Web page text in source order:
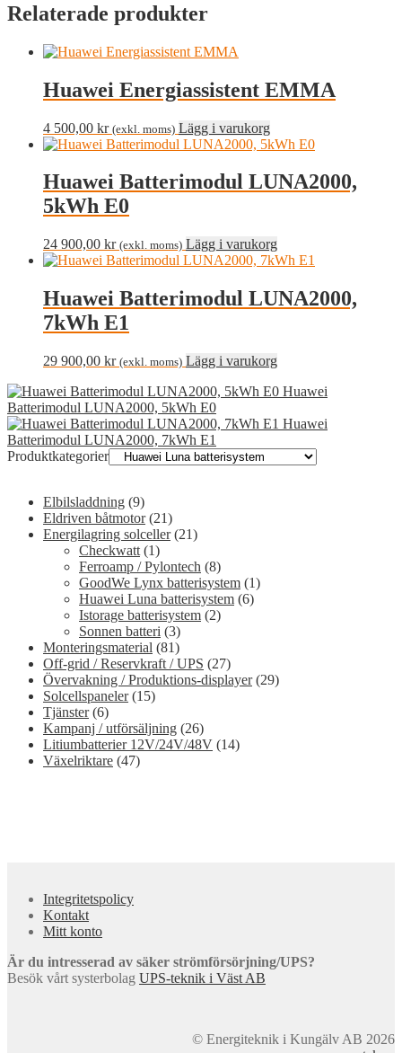
Relaterade produkter
Huawei Energiassistent EMMA
4 500,00 kr (exkl. moms) Lägg i varukorg
Huawei Batterimodul LUNA2000,
5kWh E0
24 900,00 kr (exkl. moms) Lägg i varukorg
Huawei Batterimodul LUNA2000,
7kWh E1
29 900,00 kr (exkl. moms) Lägg i varukorg
Huawei
Batterimodul LUNA2000, 5kWh E0
Huawei
Batterimodul LUNA2000, 7kWh E1
Produktkategorier
Elbilsladdning (9)
Eldriven båtmotor (21)
Energilagring solceller (21)
Checkwatt (1)
Ferroamp / Pylontech (8)
GoodWe Lynx batterisystem (1)
Huawei Luna batterisystem (6)
Istorage batterisystem (2)
Sonnen batteri (3)
Monteringsmaterial (81)
Off-grid / Reservkraft / UPS (27)
Övervakning / Produktions-displayer (29)
Solcellspaneler (15)
Tjänster (6)
Kampanj / utförsäljning (26)
Litiumbatterier 12V/24V/48V (14)
Växelriktare (47)
Integritetspolicy
Kontakt
Mitt konto
Är du intresserad av säker strömförsörjning/UPS?
Besök vårt systerbolag UPS-teknik i Väst AB
© Energiteknik i Kungälv AB 2026